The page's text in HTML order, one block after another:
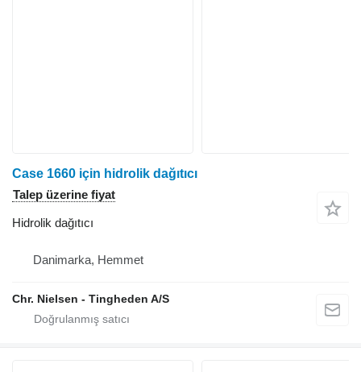
Case 1660 için hidrolik dağıtıcı
Talep üzerine fiyat
Hidrolik dağıtıcı
Danimarka, Hemmet
Chr. Nielsen - Tingheden A/S